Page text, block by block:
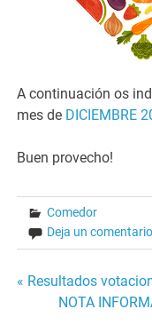
A continuación os
mes de DICIEMBRE
Buen provecho!
Comedor
Deja un comentario
Navegación
« Resultados
NOTA